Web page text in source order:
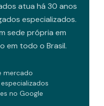
atua há 30 anos
especializados.
sede própria em
em todo o Brasil.
mercado
no Google